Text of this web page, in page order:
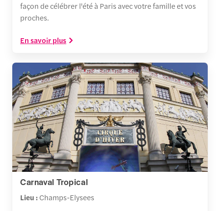
façon de célébrer l'été à Paris avec votre famille et vos
proches.
En savoir plus
Carnaval Tropical
Lieu : Champs-Elysees